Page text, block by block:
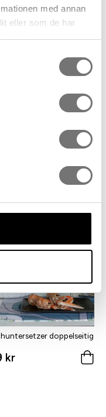
med annan
eller som de har
kr
doppelseitig
kr